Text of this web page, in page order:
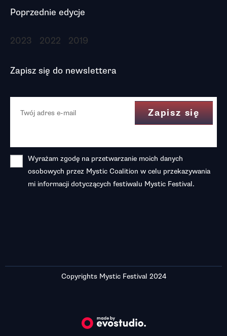
Poprzednie edycje
2023 2022 2019
Zapisz się do newslettera
Wyrażam zgodę na przetwarzanie moich danych
osobowych przez Mystic Coalition w celu przekazywania
mi informacji dotyczących festiwalu Mystic Festival.
Copyrights Mystic Festival 2024